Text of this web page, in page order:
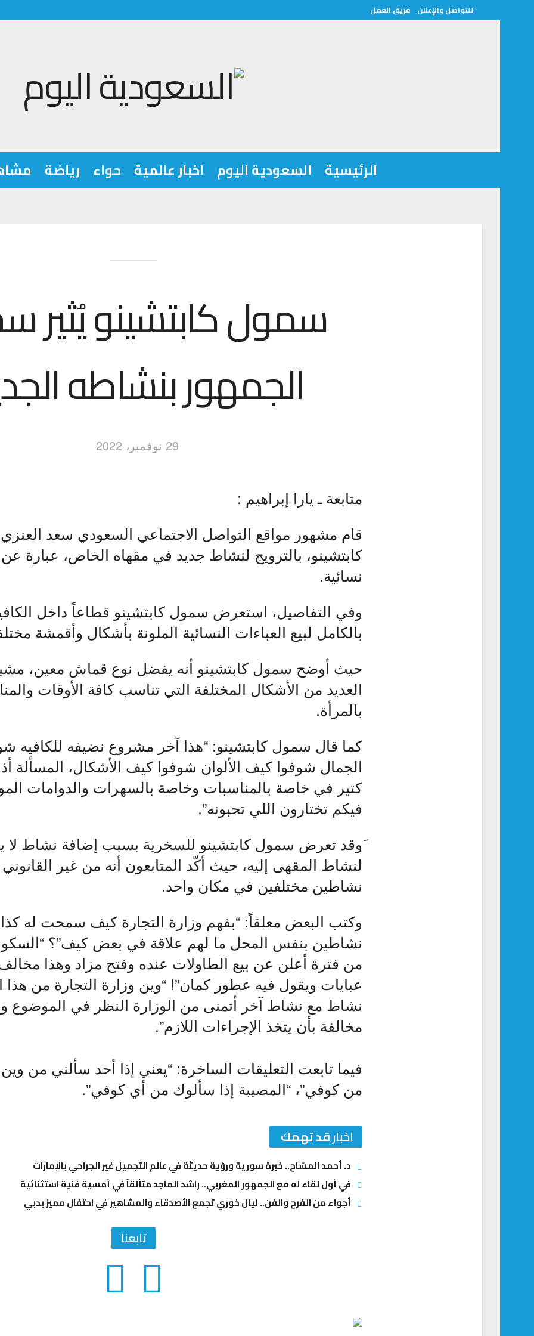
للتواصل والإعلان فريق العمل
الرئيسية السعودية اليوم اخبار عالمية حواء رياضة
سمول كابتشينو يُثير
الجمهور بنشاطه
29 نوفمبر، 2022
متابعة ـ يارا إبراهيم :
قام مشهور مواقع التواصل الاجتماعي السعودي سعد
كابتشينو، بالترويج لنشاط جديد في مقهاه الخاص، عبارة
نسائية.
وفي التفاصيل، استعرض سمول كابتشينو قطاعاً داخل
بالكامل لبيع العباءات النسائية الملونة بأشكال وأقمشة
حيث أوضح سمول كابتشينو أنه يفضل نوع قماش معين،
العديد من الأشكال المختلفة التي تناسب كافة الأوقات
بالمرأة.
كما قال سمول كابتشينو: “هذا آخر مشروع نضيفه للكافيه
الجمال شوفوا كيف الألوان شوفوا كيف الأشكال، المسألة
كتير في خاصة بالمناسبات وخاصة بالسهرات والدوامات
فيكم تختارون اللي تحبونه”.
َوقد تعرض سمول كابتشينو للسخرية بسبب إضافة نشاط لا
لنشاط المقهى إليه، حيث أكّد المتابعون أنه من غير
نشاطين مختلفين في مكان واحد.
وكتب البعض معلقاً: “بفهم وزارة التجارة كيف سمحت له
نشاطين بنفس المحل ما لهم علاقة في بعض كيف”؟
من فترة أعلن عن بيع الطاولات عنده وفتح مزاد وهذا
عبايات ويقول فيه عطور كمان”! “وين وزارة التجارة من
نشاط مع نشاط آخر أتمنى من الوزارة النظر في الموضوع
مخالفة بأن يتخذ الإجراءات اللازم”.
فيما تابعت التعليقات الساخرة: “يعني إذا أحد سألني من
من كوفي”، “المصيبة إذا سألوك من أي كوفي”.
اخبارقد تهمك
د. أحمد المسّاح.. خبرة سورية ورؤية حديثة في عالم التجميل غير الجراحي بالإمارات
في أول لقاء له مع الجمهور المغربي.. راشد الماجد متألقاً في أمسية فنية استثنائية
أجواء من الفرح والفن.. ليال خوري تجمع الأصدقاء والمشاهير في احتفال مميز بدبي
تابعنا